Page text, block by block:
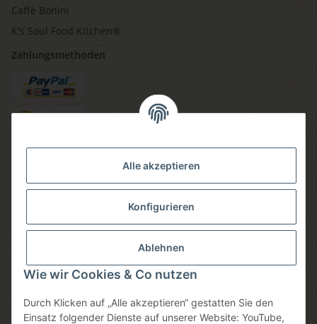
Alle akzeptieren
Konfigurieren
Ablehnen
Wie wir Cookies & Co nutzen
Durch Klicken auf „Alle akzeptieren“ gestatten Sie den
Einsatz folgender Dienste auf unserer Website: YouTube,
Caffè Bonini
K's Soul Food Kitchen®
Zahlungsmethoden
Versandmethoden
Sicheres einkaufen